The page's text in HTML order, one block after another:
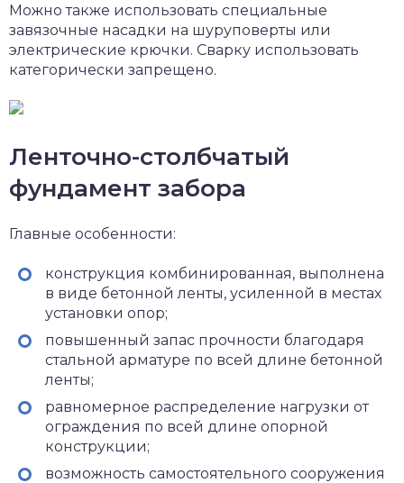
Можно также использовать специальные
завязочные насадки на шуруповерты или
электрические крючки. Сварку использовать
категорически запрещено.
Ленточно-столбчатый
фундамент забора
Главные особенности:
конструкция комбинированная, выполнена
в виде бетонной ленты, усиленной в местах
установки опор;
повышенный запас прочности благодаря
стальной арматуре по всей длине бетонной
ленты;
равномерное распределение нагрузки от
ограждения по всей длине опорной
конструкции;
возможность самостоятельного сооружения